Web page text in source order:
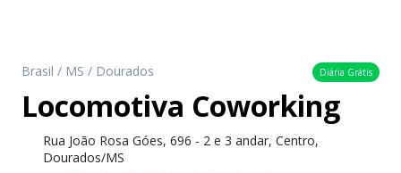
Brasil / MS / Dourados Diária Grátis
Locomotiva Coworking
Rua João Rosa Góes, 696 - 2 e 3 andar, Centro,
Dourados/MS